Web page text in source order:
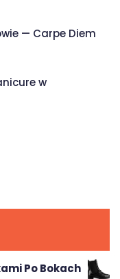
— Carpe Diem
w
Po Bokach